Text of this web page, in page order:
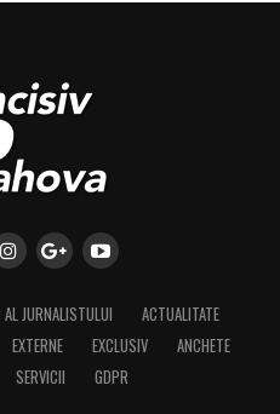
JURNALISTULUI
ACTUALITATE
EXTERNE EXCLUSIV
ANCHETE
SERVICII GDPR